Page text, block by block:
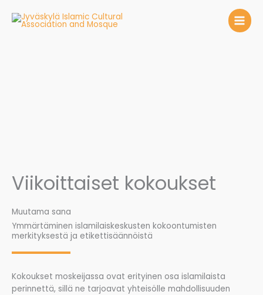
sisältöön
Viikoittaiset kokoukset
Muutama sana
Ymmärtäminen islamilaiskeskusten kokoontumisten
merkityksestä ja etikettisäännöistä
Kokoukset moskeijassa ovat erityinen osa islamilaista
perinnettä, sillä ne tarjoavat yhteisölle mahdollisuuden